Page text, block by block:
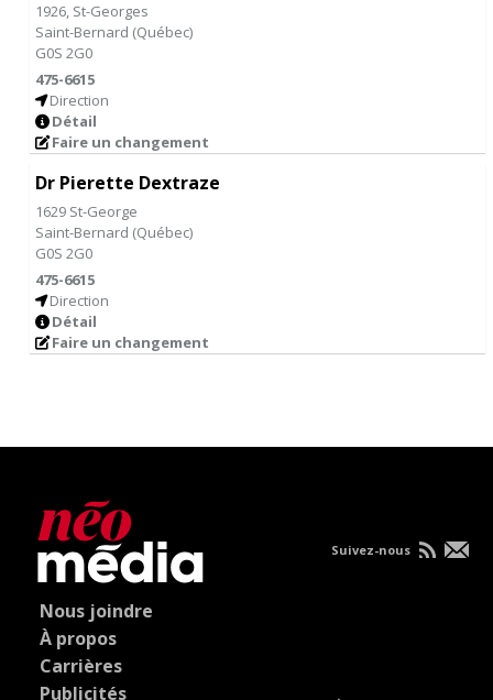
1926, St-Georges
Saint-Bernard (Québec)
G0S 2G0
475-6615
Direction
Détail
Faire un changement
Dr Pierette Dextraze
1629 St-George
Saint-Bernard (Québec)
G0S 2G0
475-6615
Direction
Détail
Faire un changement
Nous joindre
À propos
Carrières
Publicités
Suivez-nous